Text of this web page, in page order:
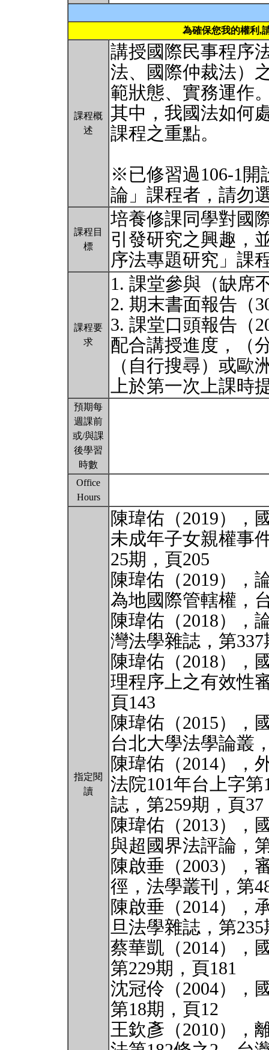
為確保您我的權利,
課程概
述
講授國際民事程序
法、國際仲裁法）
範狀態、實務運作
其中，我國法如何
課程之重點。
※已修習過106-1開
論」課程者，請勿
課程目
標
培養修課同學對國
引發研究之興趣，
序法專題研究」課
課程要
求
1. 課堂參與（缺席
2. 期末書面報告（
3. 課堂口頭報告（
配合講授進度，（
（自行搜尋）或歐
上於第一次上課時
預期每
週課前
或/與課
後學習
時數
Office
Hours
指定閱
讀
陳瑋佑（2019），
未成年子女親權事
25期，頁205
陳瑋佑（2019），
為地國際管轄權，
陳瑋佑（2018），
灣法學雜誌，第337
陳瑋佑（2018），
理程序上之有效性
頁143
陳瑋佑（2015），
台北大學法學論叢
陳瑋佑（2014），
法院101年台上字
誌，第259期，頁37
陳瑋佑（2013），
與超國界法評論，
陳啟垂（2003），
徑，法學叢刊，第
陳啟垂（2014），
旦法學雜誌，第235
蔡華凱（2014），
第229期，頁181
沈冠伶（2004），
第18期，頁12
王欽彥（2010），